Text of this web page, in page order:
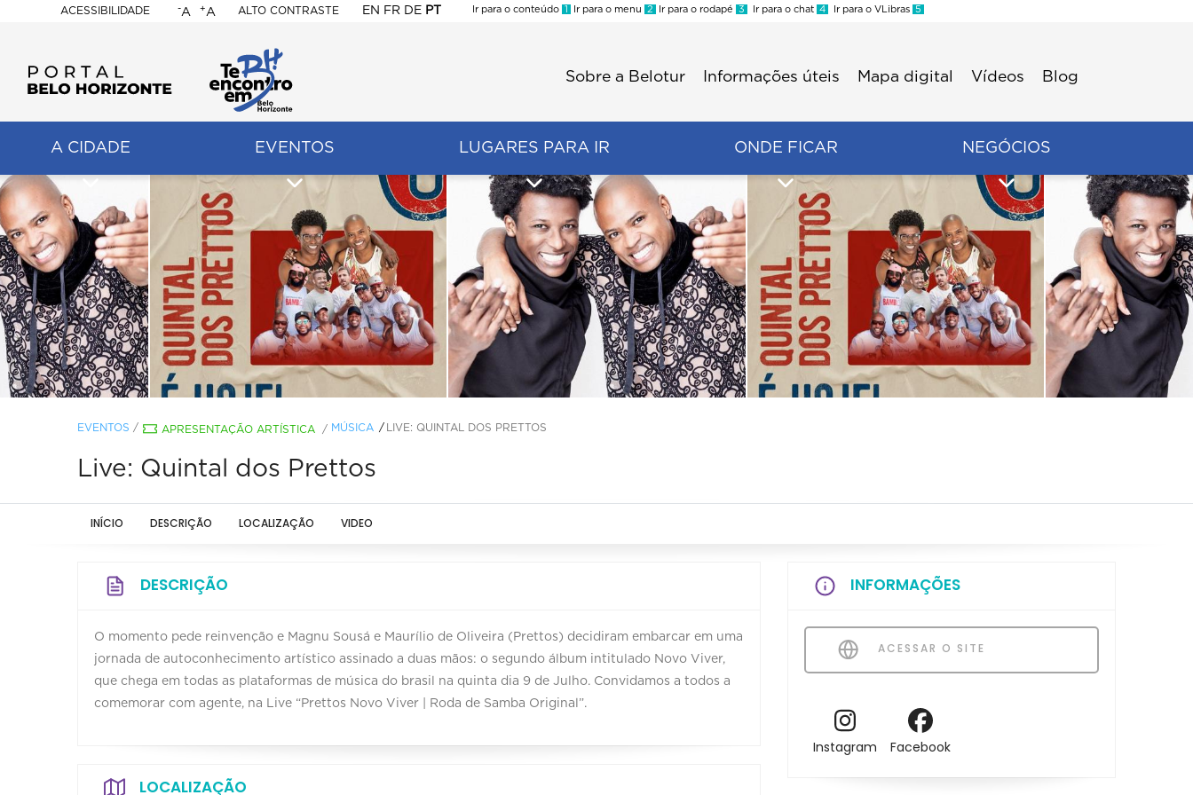
ACESSIBILIDADE
BELO
HORIZONTE
-A +A ALTO CONTRASTE EN FR DE PT
Ir para o conteúdo 1 Ir para o menu 2 Ir para o rodapé 3 Ir para o chat 4 Ir para o VLibras 5
Sobre a Belotur Informações úteis Mapa digital Vídeos Blog
A CIDADE EVENTOS LUGARES PARA IR ONDE FICAR NEGÓCIOS
EVENTOS / APRESENTAÇÃO ARTÍSTICA / MÚSICA LIVE: QUINTAL DOS PRETTOS
Live: Quintal dos Prettos
INÍCIO DESCRIÇÃO LOCALIZAÇÃO VIDEO
DESCRIÇÃO
O momento pede reinvenção e Magnu Sousá e Maurílio de Oliveira (Prettos) decidiram embarcar em uma
jornada de autoconhecimento artístico assinado a duas mãos: o segundo álbum intitulado Novo Viver,
que chega em todas as plataformas de música do brasil na quinta dia 9 de Julho. Convidamos a todos a
comemorar com agente, na Live “Prettos Novo Viver | Roda de Samba Original”.
LOCALIZAÇÃO
INFORMAÇÕES
ACESSAR O SITE
Instagram Facebook